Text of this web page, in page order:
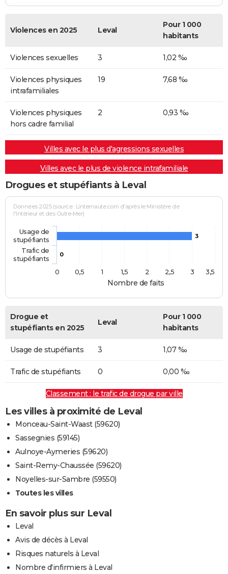
Violences en 2025 Leval
Pour 1 000
habitants
Violences sexuelles 3 1,02 ‰
Violences physiques
intrafamiliales
19 7,68 ‰
Violences physiques
hors cadre familial
2 0,93 ‰
Villes avec le plus d'agressions sexuelles
Villes avec le plus de violence intrafamiliale
Drogues et stupéfiants à Leval
Nombre de faits
Données 2025 (source : Linternaute.com d'après le Ministère de
l'Intérieur et des Outre-Mer)
3
0
Usage de
stupéfiants
Trafic de
stupéfiants
0
0,5 1 1,5 2 2,5 3 3,5
Drogue et
stupéfiants en 2025
Leval
Pour 1 000
habitants
Usage de stupéfiants 3 1,07 ‰
Trafic de stupéfiants 0 0,00 ‰
Classement : le trafic de drogue par ville
Les villes à proximité de Leval
Monceau-Saint-Waast (59620)
Sassegnies (59145)
Aulnoye-Aymeries (59620)
Saint-Remy-Chaussée (59620)
Noyelles-sur-Sambre (59550)
Toutes les villes
En savoir plus sur Leval
Leval
Avis de décès à Leval
Risques naturels à Leval
Nombre d'infirmiers à Leval